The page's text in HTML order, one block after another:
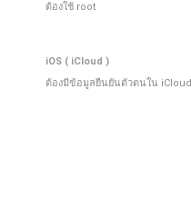
ต้องใช้ root
iOS ( iCloud )
ต้องมีข้อมูลยืนยันตัวตนใน iCloud